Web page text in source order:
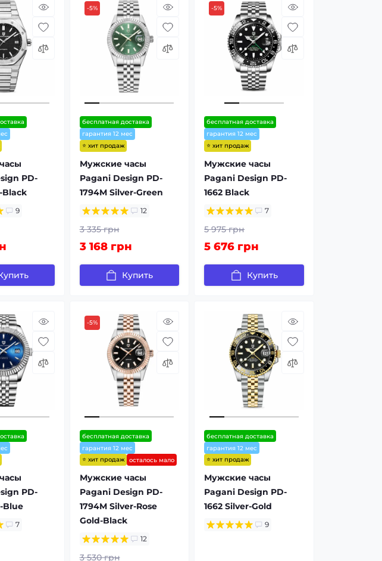
PD-
Black
9
-5%
бесплатная доставка
гарантия 12 мес
⭐ хит продаж
Мужские часы
Pagani Design PD-
1794M Silver-Green
12
3 335 грн
3 168 грн
Купить
-5%
бесплатная доставка
гарантия 12 мес
⭐ хит продаж
Мужские часы
Pagani Design PD-
1662 Black
7
5 975 грн
5 676 грн
Купить
PD-
Blue
7
-5%
бесплатная доставка
гарантия 12 мес
⭐ хит продаж
осталось мало
Мужские часы
Pagani Design PD-
1794M Silver-Rose
Gold-Black
12
3 530 грн
бесплатная доставка
гарантия 12 мес
⭐ хит продаж
Мужские часы
Pagani Design PD-
1662 Silver-Gold
9